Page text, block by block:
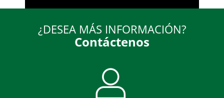
Ir a sitio web
¿DESEA MÁS INFORMACIÓN?
Contáctenos